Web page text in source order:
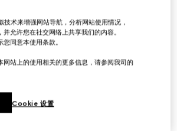
术来增强网站导航，分析网站使用情况，
允许您在社交网络上共享我们的内容。
同意本使用条款。
网站上的使用相关的更多信息，请参阅我司的
Cookie 设置